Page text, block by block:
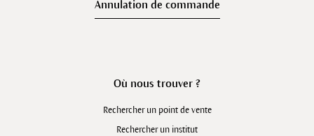
Annulation de commande
Où nous trouver ?
Rechercher un point de vente
Rechercher un institut